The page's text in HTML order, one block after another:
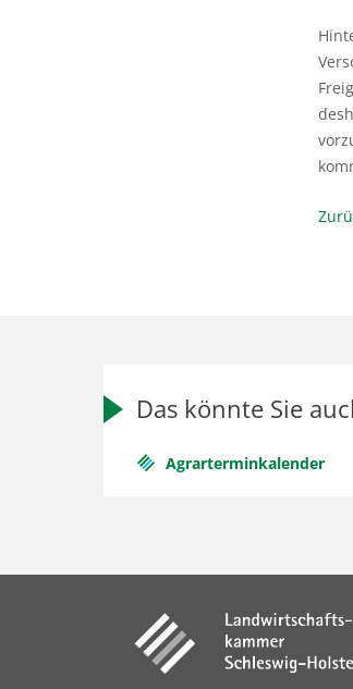
Das könnte Sie
Agrarterminkalender